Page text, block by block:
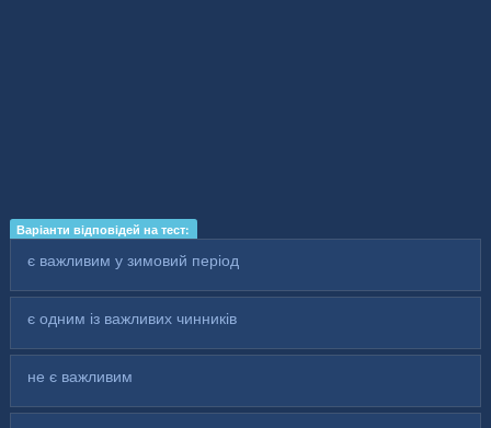
Варіанти відповідей на тест:
є важливим у зимовий період
є одним із важливих чинників
не є важливим